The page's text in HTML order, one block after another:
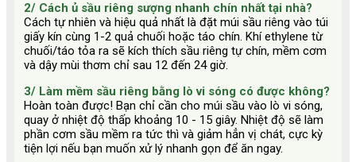
2/ Cách ủ sầu riêng sượng nhanh chín nhất tại nhà?
Cách tự nhiên và hiệu quả nhất là đặt múi sầu riêng vào túi
giấy kín cùng 1-2 quả chuối hoặc táo chín. Khí ethylene từ
chuối/táo tỏa ra sẽ kích thích sầu riêng tự chín, mềm cơm
và dậy mùi thơm chỉ sau 12 đến 24 giờ.
3/ Làm mềm sầu riêng bằng lò vi sóng có được không?
Hoàn toàn được! Bạn chỉ cần cho múi sầu vào lò vi sóng,
quay ở nhiệt độ thấp khoảng 10 - 15 giây. Nhiệt độ sẽ làm
phần cơm sầu mềm ra tức thì và giảm hẳn vị chát, cực kỳ
tiện lợi nếu bạn muốn xử lý nhanh gọn để ăn ngay.